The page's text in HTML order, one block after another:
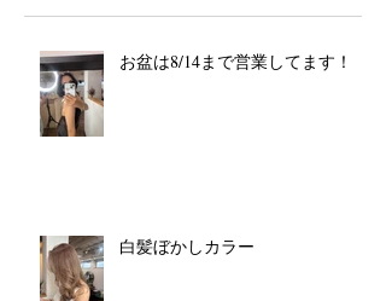
お盆は8/14まで営業してます！
白髪ぼかしカラー